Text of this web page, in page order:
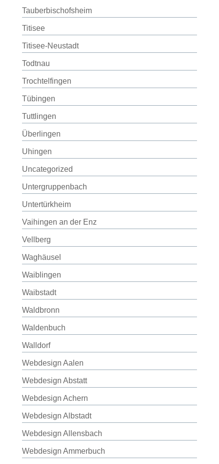
Tauberbischofsheim
Titisee
Titisee-Neustadt
Todtnau
Trochtelfingen
Tübingen
Tuttlingen
Überlingen
Uhingen
Uncategorized
Untergruppenbach
Untertürkheim
Vaihingen an der Enz
Vellberg
Waghäusel
Waiblingen
Waibstadt
Waldbronn
Waldenbuch
Walldorf
Webdesign Aalen
Webdesign Abstatt
Webdesign Achern
Webdesign Albstadt
Webdesign Allensbach
Webdesign Ammerbuch